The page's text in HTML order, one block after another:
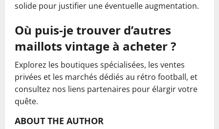
solide pour justifier une éventuelle augmentation.
Où puis-je trouver d’autres
maillots vintage à acheter ?
Explorez les boutiques spécialisées, les ventes
privées et les marchés dédiés au rétro football, et
consultez nos liens partenaires pour élargir votre
quête.
ABOUT THE AUTHOR